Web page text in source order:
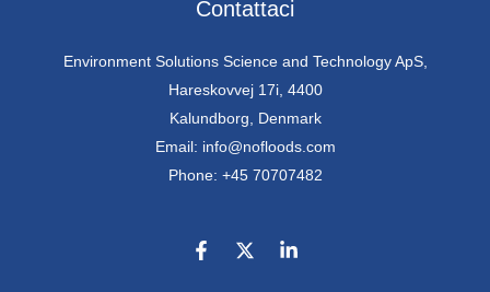
Contattaci
Environment Solutions Science and Technology ApS,
Hareskovvej 17i, 4400
Kalundborg, Denmark
Email: info@nofloods.com
Phone: +45 70707482